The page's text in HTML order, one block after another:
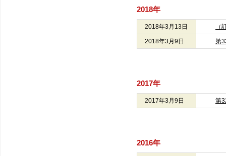
2018年
2018年3月13日 （
2018年3月9日 第
2017年
2017年3月9日 第
2016年